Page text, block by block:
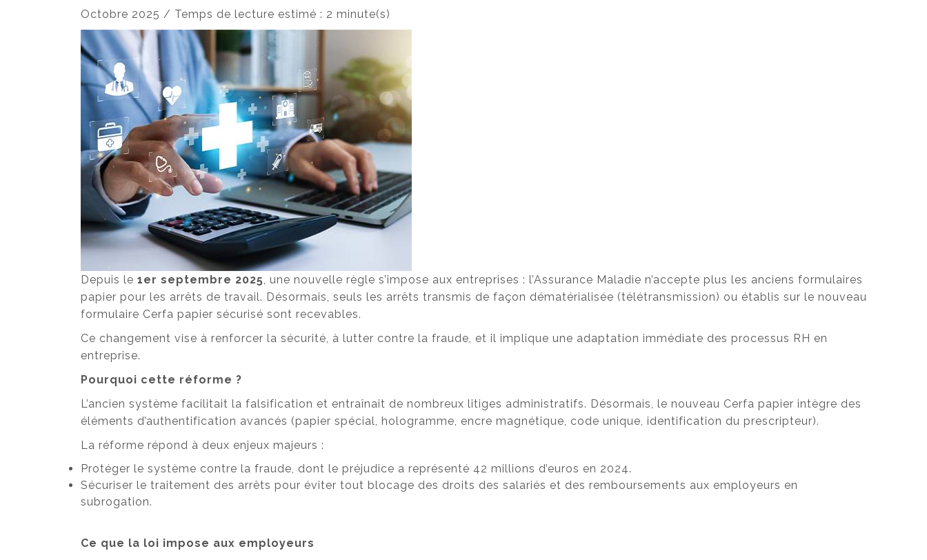
Octobre 2025 / Temps de lecture estimé : 2 minute(s)
Depuis le 1er septembre 2025, une nouvelle règle s’impose aux entreprises : l’Assurance Maladie n’accepte plus les anciens formulaires
papier pour les arrêts de travail. Désormais, seuls les arrêts transmis de façon dématérialisée (télétransmission) ou établis sur le nouveau
formulaire Cerfa papier sécurisé sont recevables.
Ce changement vise à renforcer la sécurité, à lutter contre la fraude, et il implique une adaptation immédiate des processus RH en
entreprise.
Pourquoi cette réforme ?
L’ancien système facilitait la falsification et entraînait de nombreux litiges administratifs. Désormais, le nouveau Cerfa papier intègre des
éléments d’authentification avancés (papier spécial, hologramme, encre magnétique, code unique, identification du prescripteur).
La réforme répond à deux enjeux majeurs :
Protéger le système contre la fraude, dont le préjudice a représenté 42 millions d’euros en 2024.
Sécuriser le traitement des arrêts pour éviter tout blocage des droits des salariés et des remboursements aux employeurs en
subrogation.
Ce que la loi impose aux employeurs